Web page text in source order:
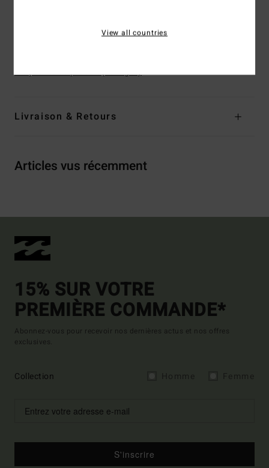
[Matière principale] 78% nylon recyclé, 22%
Traçabilité du produit (Loi Agec)
Livraison & Retours
Articles vus récemment
15% SUR VOTRE
PREMIÈRE COMMANDE*
Abonnez-vous pour recevoir nos dernières actus et nos offres
exclusives.
Collection
S'inscrire
View all countries